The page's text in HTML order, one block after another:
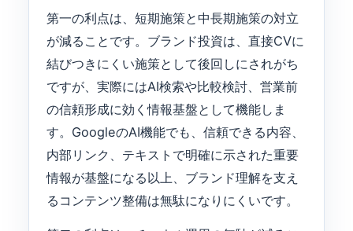
第一の利点は、短期施策と中長期施策の対立
が減ることです。ブランド投資は、直接CVに
結びつきにくい施策として後回しにされがち
ですが、実際にはAI検索や比較検討、営業前
の信頼形成に効く情報基盤として機能しま
す。GoogleのAI機能でも、信頼できる内容、
内部リンク、テキストで明確に示された重要
情報が基盤になる以上、ブランド理解を支え
るコンテンツ整備は無駄になりにくいです。